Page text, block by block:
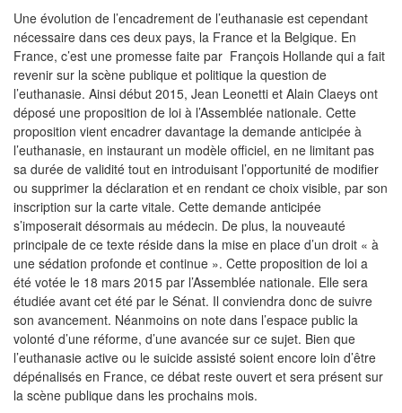
Une évolution de l’encadrement de l’euthanasie est cependant
nécessaire dans ces deux pays, la France et la Belgique. En
France, c’est une promesse faite par François Hollande qui a fait
revenir sur la scène publique et politique la question de
l’euthanasie. Ainsi début 2015, Jean Leonetti et Alain Claeys ont
déposé une proposition de loi à l’Assemblée nationale. Cette
proposition vient encadrer davantage la demande anticipée à
l’euthanasie, en instaurant un modèle officiel, en ne limitant pas
sa durée de validité tout en introduisant l’opportunité de modifier
ou supprimer la déclaration et en rendant ce choix visible, par son
inscription sur la carte vitale. Cette demande anticipée
s’imposerait désormais au médecin. De plus, la nouveauté
principale de ce texte réside dans la mise en place d’un droit « à
une sédation profonde et continue ». Cette proposition de loi a
été votée le 18 mars 2015 par l’Assemblée nationale. Elle sera
étudiée avant cet été par le Sénat. Il conviendra donc de suivre
son avancement. Néanmoins on note dans l’espace public la
volonté d’une réforme, d’une avancée sur ce sujet. Bien que
l’euthanasie active ou le suicide assisté soient encore loin d’être
dépénalisés en France, ce débat reste ouvert et sera présent sur
la scène publique dans les prochains mois.